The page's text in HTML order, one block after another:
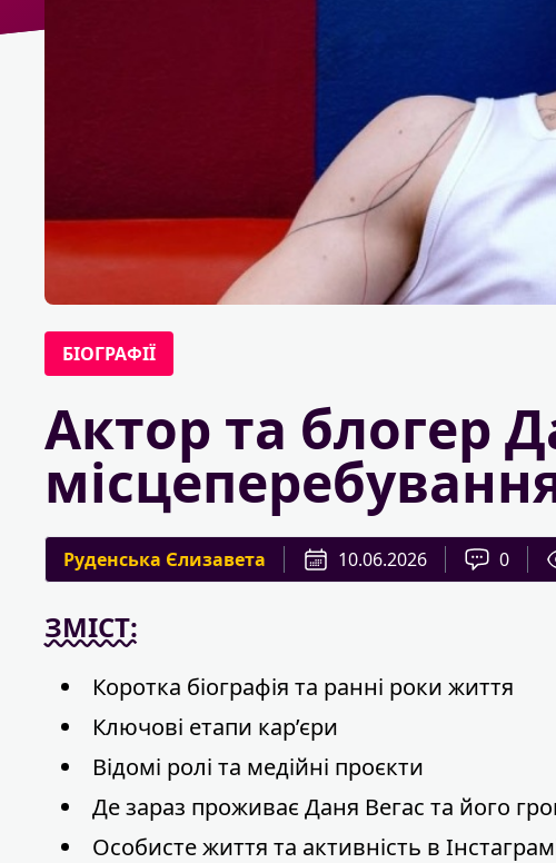
БІОГРАФІЇ
Актор та блогер
Руденська Єлизавета 10.06.2026 0
ЗМІСТ:
Коротка біографія та ранні роки життя
Ключові етапи кар’єри
Відомі ролі та медійні проєкти
Де зараз проживає Даня Вегас та його
Особисте життя та активність в